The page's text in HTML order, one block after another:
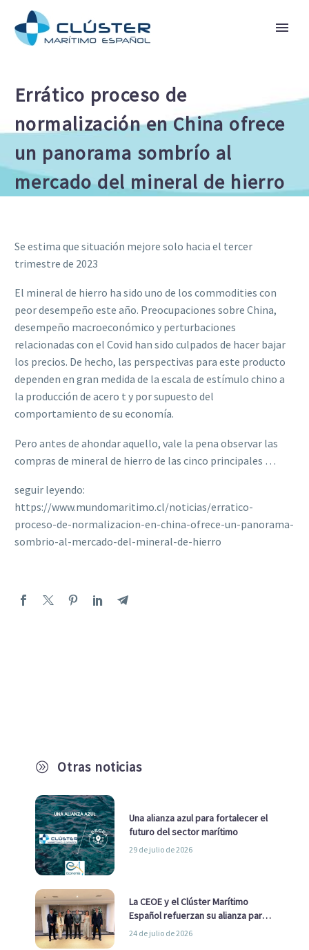
Errático proceso de
normalización en China ofrece
un panorama sombrío al
mercado del mineral de hierro
A Otras noticias
Una alianza azul para fortalecer el
futuro del sector marítimo
29 de julio de 2026
La CEOE y el Clúster Marítimo
Español refuerzan su alianza para
impulsar una estrategia Nacional
24 de julio de 2026
Se estima que situación mejore solo hacia el tercer
trimestre de 2023
El mineral de hierro ha sido uno de los commodities con
peor desempeño este año. Preocupaciones sobre China,
desempeño macroeconómico y perturbaciones
relacionadas con el Covid han sido culpados de hacer bajar
los precios. De hecho, las perspectivas para este producto
dependen en gran medida de la escala de estímulo chino a
la producción de acero t y por supuesto del
comportamiento de su economía.
Pero antes de ahondar aquello, vale la pena observar las
compras de mineral de hierro de las cinco principales …
seguir leyendo:
https://www.mundomaritimo.cl/noticias/erratico-
proceso-de-normalizacion-en-china-ofrece-un-panorama-
sombrio-al-mercado-del-mineral-de-hierro